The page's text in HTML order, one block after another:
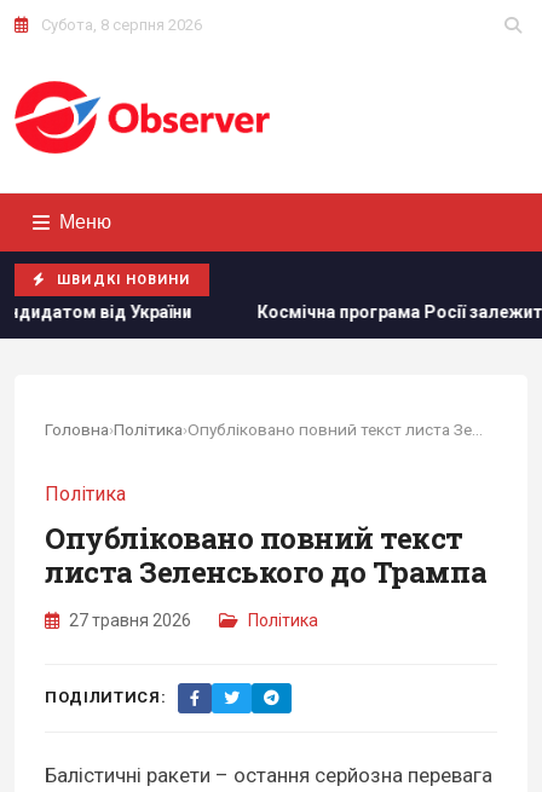
Субота, 8 серпня 2026
Меню
ШВИДКІ НОВИНИ
Космічна програма Росії залежить від Китаю: ЗМІ розкрили
Головна›Політика›
Політика
Опубліковано повний текст
листа Зеленського до Трампа
27 травня 2026 Політика
ПОДІЛИТИСЯ:
Балістичні ракети – остання серйозна перевага